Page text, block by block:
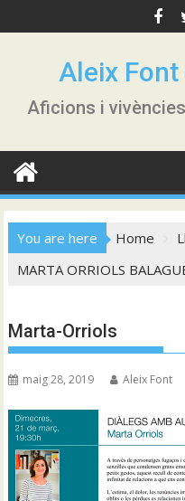
to
Aleix
Aficions i
You are here Home
MARTA ORRIOLS
Marta-Orriols
maig 28, 2019 Aleix Font